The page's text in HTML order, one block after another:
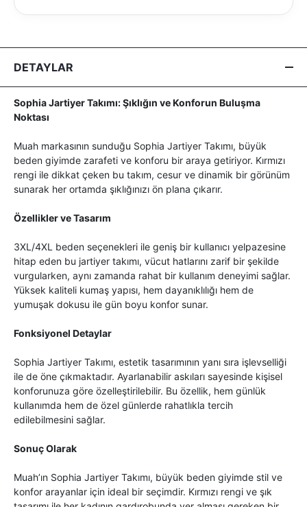
DETAYLAR
Sophia Jartiyer Takımı: Şıklığın ve Konforun Buluşma
Noktası
Muah markasının sunduğu Sophia Jartiyer Takımı, büyük
beden giyimde zarafeti ve konforu bir araya getiriyor. Kırmızı
rengi ile dikkat çeken bu takım, cesur ve dinamik bir görünüm
sunarak her ortamda şıklığınızı ön plana çıkarır.
Özellikler ve Tasarım
3XL/4XL beden seçenekleri ile geniş bir kullanıcı yelpazesine
hitap eden bu jartiyer takımı, vücut hatlarını zarif bir şekilde
vurgularken, aynı zamanda rahat bir kullanım deneyimi sağlar.
Yüksek kaliteli kumaş yapısı, hem dayanıklılığı hem de
yumuşak dokusu ile gün boyu konfor sunar.
Fonksiyonel Detaylar
Sophia Jartiyer Takımı, estetik tasarımının yanı sıra işlevselliği
ile de öne çıkmaktadır. Ayarlanabilir askıları sayesinde kişisel
konforunuza göre özelleştirilebilir. Bu özellik, hem günlük
kullanımda hem de özel günlerde rahatlıkla tercih
edilebilmesini sağlar.
Sonuç Olarak
Muah’ın Sophia Jartiyer Takımı, büyük beden giyimde stil ve
konfor arayanlar için ideal bir seçimdir. Kırmızı rengi ve şık